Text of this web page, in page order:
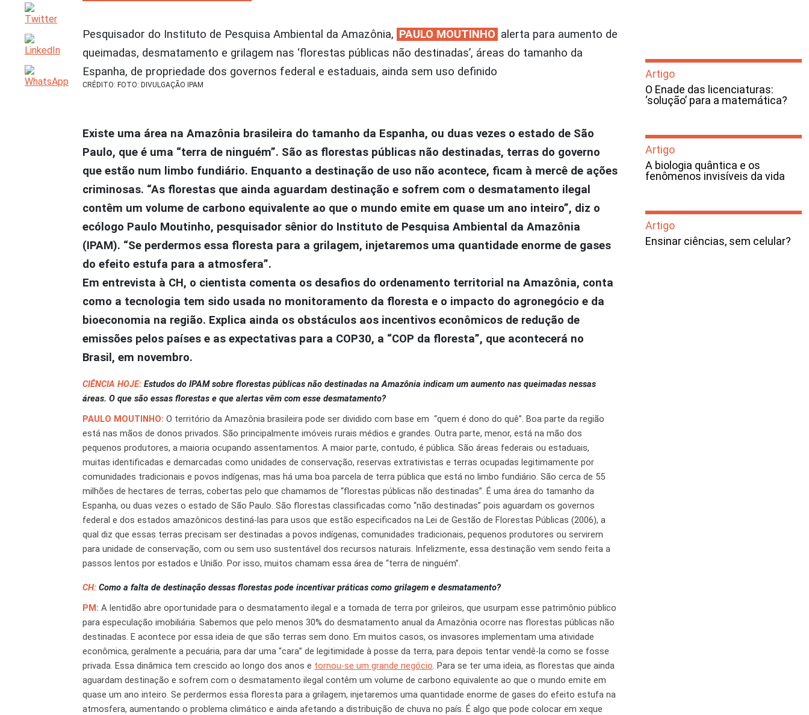
Pesquisador do Instituto de Pesquisa Ambiental da Amazônia, PAULO MOUTINHO alerta para aumento de
queimadas, desmatamento e grilagem nas ‘florestas públicas não destinadas’, áreas do tamanho da
Espanha, de propriedade dos governos federal e estaduais, ainda sem uso definido
CRÉDITO: FOTO: DIVULGAÇÃO IPAM
Existe uma área na Amazônia brasileira do tamanho da Espanha, ou duas vezes o estado de São
Paulo, que é uma “terra de ninguém”. São as florestas públicas não destinadas, terras do governo
que estão num limbo fundiário. Enquanto a destinação de uso não acontece, ficam à mercê de ações
criminosas. “As florestas que ainda aguardam destinação e sofrem com o desmatamento ilegal
contêm um volume de carbono equivalente ao que o mundo emite em quase um ano inteiro”, diz o
ecólogo Paulo Moutinho, pesquisador sênior do Instituto de Pesquisa Ambiental da Amazônia
(IPAM). “Se perdermos essa floresta para a grilagem, injetaremos uma quantidade enorme de gases
do efeito estufa para a atmosfera”.
Em entrevista à CH, o cientista comenta os desafios do ordenamento territorial na Amazônia, conta
como a tecnologia tem sido usada no monitoramento da floresta e o impacto do agronegócio e da
bioeconomia na região. Explica ainda os obstáculos aos incentivos econômicos de redução de
emissões pelos países e as expectativas para a COP30, a “COP da floresta”, que acontecerá no
Brasil, em novembro.
CIÊNCIA HOJE: Estudos do IPAM sobre florestas públicas não destinadas na Amazônia indicam um aumento nas queimadas nessas
áreas. O que são essas florestas e que alertas vêm com esse desmatamento?
PAULO MOUTINHO: O território da Amazônia brasileira pode ser dividido com base em “quem é dono do quê”. Boa parte da região
está nas mãos de donos privados. São principalmente imóveis rurais médios e grandes. Outra parte, menor, está na mão dos
pequenos produtores, a maioria ocupando assentamentos. A maior parte, contudo, é pública. São áreas federais ou estaduais,
muitas identificadas e demarcadas como unidades de conservação, reservas extrativistas e terras ocupadas legitimamente por
comunidades tradicionais e povos indígenas, mas há uma boa parcela de terra pública que está no limbo fundiário. São cerca de 55
milhões de hectares de terras, cobertas pelo que chamamos de “florestas públicas não destinadas”. É uma área do tamanho da
Espanha, ou duas vezes o estado de São Paulo. São florestas classificadas como “não destinadas” pois aguardam os governos
federal e dos estados amazônicos destiná-las para usos que estão especificados na Lei de Gestão de Florestas Públicas (2006), a
qual diz que essas terras precisam ser destinadas a povos indígenas, comunidades tradicionais, pequenos produtores ou servirem
para unidade de conservação, com ou sem uso sustentável dos recursos naturais. Infelizmente, essa destinação vem sendo feita a
passos lentos por estados e União. Por isso, muitos chamam essa área de “terra de ninguém”.
CH: Como a falta de destinação dessas florestas pode incentivar práticas como grilagem e desmatamento?
PM: A lentidão abre oportunidade para o desmatamento ilegal e a tomada de terra por grileiros, que usurpam esse patrimônio público
para especulação imobiliária. Sabemos que pelo menos 30% do desmatamento anual da Amazônia ocorre nas florestas públicas não
destinadas. E acontece por essa ideia de que são terras sem dono. Em muitos casos, os invasores implementam uma atividade
econômica, geralmente a pecuária, para dar uma “cara” de legitimidade à posse da terra, para depois tentar vendê-la como se fosse
privada. Essa dinâmica tem crescido ao longo dos anos e tornou-se um grande negócio. Para se ter uma ideia, as florestas que ainda
aguardam destinação e sofrem com o desmatamento ilegal contêm um volume de carbono equivalente ao que o mundo emite em
quase um ano inteiro. Se perdermos essa floresta para a grilagem, injetaremos uma quantidade enorme de gases do efeito estufa na
atmosfera, aumentando o problema climático e ainda afetando a distribuição de chuva no país. É algo que pode colocar em xeque
Artigo
O Enade das licenciaturas:
‘solução’ para a matemática?
Artigo
A biologia quântica e os
fenômenos invisíveis da vida
Artigo
Ensinar ciências, sem celular?